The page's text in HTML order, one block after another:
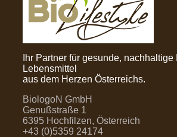
Ihr Partner für gesunde, nachhaltige
Lebensmittel
aus dem Herzen Österreichs.
BiologoN GmbH
Genußstraße 1
6395 Hochfilzen, Österreich
+43 (0)5359 24174